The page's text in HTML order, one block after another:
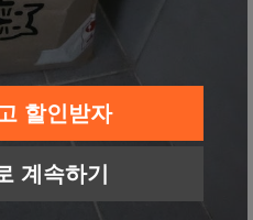
할인받자
계속하기